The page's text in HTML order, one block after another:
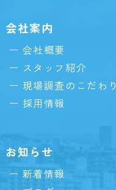
会社案内
会社概要
スタッフ紹介
現場調査のこだわり
採用情報
お知らせ
新着情報